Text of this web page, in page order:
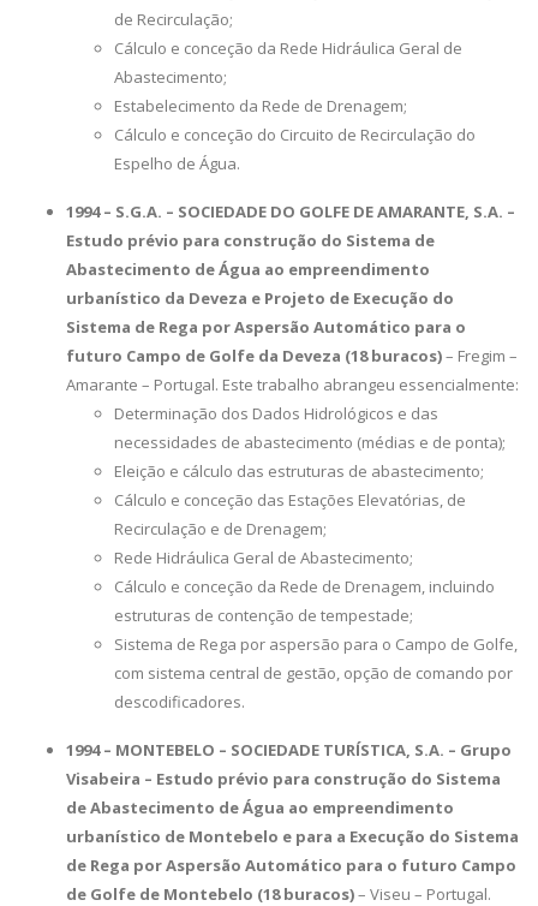
de Recirculação;
Cálculo e conceção da Rede Hidráulica Geral de
Abastecimento;
Estabelecimento da Rede de Drenagem;
Cálculo e conceção do Circuito de Recirculação do
Espelho de Água.
1994 – S.G.A. – SOCIEDADE DO GOLFE DE AMARANTE, S.A. –
Estudo prévio para construção do Sistema de
Abastecimento de Água ao empreendimento
urbanístico da Deveza e Projeto de Execução do
Sistema de Rega por Aspersão Automático para o
futuro Campo de Golfe da Deveza (18 buracos)– Fregim –
Amarante – Portugal. Este trabalho abrangeu essencialmente:
Determinação dos Dados Hidrológicos e das
necessidades de abastecimento (médias e de ponta);
Eleição e cálculo das estruturas de abastecimento;
Cálculo e conceção das Estações Elevatórias, de
Recirculação e de Drenagem;
Rede Hidráulica Geral de Abastecimento;
Cálculo e conceção da Rede de Drenagem, incluindo
estruturas de contenção de tempestade;
Sistema de Rega por aspersão para o Campo de Golfe,
com sistema central de gestão, opção de comando por
descodificadores.
1994 – MONTEBELO – SOCIEDADE TURÍSTICA, S.A. – Grupo
Visabeira – Estudo prévio para construção do Sistema
de Abastecimento de Água ao empreendimento
urbanístico de Montebelo e para a Execução do Sistema
de Rega por Aspersão Automático para o futuro Campo
de Golfe de Montebelo (18 buracos)– Viseu – Portugal.